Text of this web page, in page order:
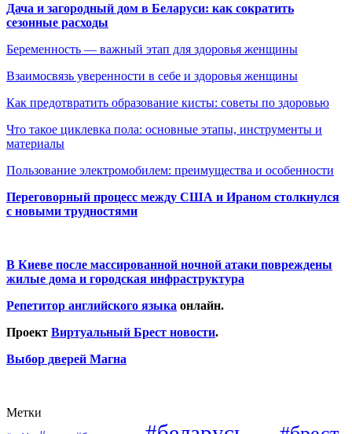
Дача и загородный дом в Беларуси: как сократить
сезонные расходы
Беременность — важный этап для здоровья женщины
Взаимосвязь уверенности в себе и здоровья женщины
Как предотвратить образование кисты: советы по здоровью
Что такое циклевка пола: основные этапы, инструменты и
материалы
Пользование электромобилем: преимущества и особенности
Переговорный процесс между США и Ираном столкнулся
с новыми трудностями
В Киеве после массированной ночной атаки повреждены
жилые дома и городская инфраструктура
Репетитор английского языка онлайн.
Проект Виртуальный Брест новости.
Выбор дверей Магна
Метки